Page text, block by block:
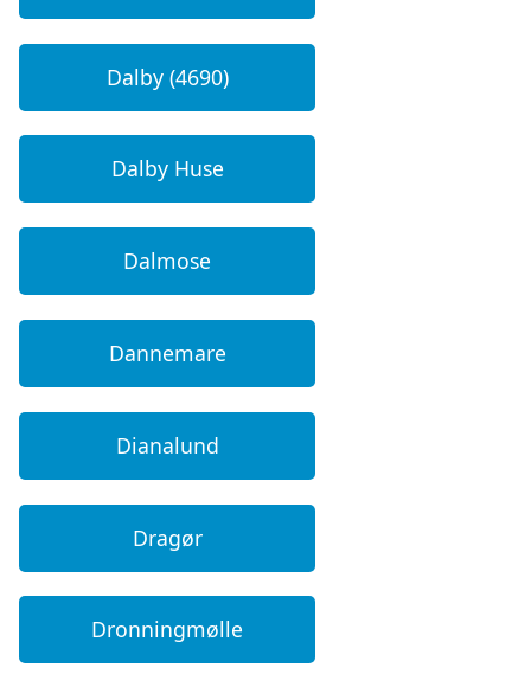
Dalby (4690)
Dalby Huse
Dalmose
Dannemare
Dianalund
Dragør
Dronningmølle